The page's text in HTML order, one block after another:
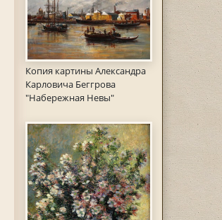
Копия картины Александра
Карловича Беггрова
"Набережная Невы"